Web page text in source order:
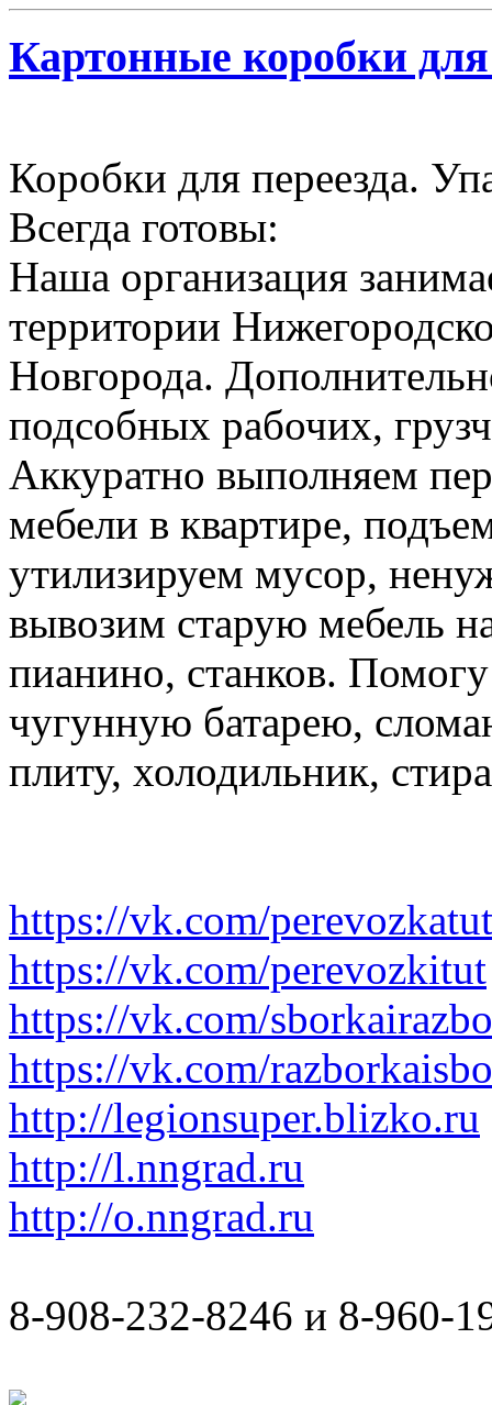
Картонные коробки для
Коробки для переезда.
Всегда готовы:
Наша организация
территории
Новгорода.
подсобных рабочих,
Аккуратно выполняем
мебели в квартире,
утилизируем мусор,
вывозим старую мебель
пианино, станков.
чугунную батарею,
плиту, холодильник,
https://vk.com/perevozkatut
https://vk.com/perevozkitut
https://vk.com/
https://vk.com/
http://legionsuper.blizko.ru
http://l.nngrad.ru
http://o.nngrad.ru
8-908-232-8246 и 8-960-